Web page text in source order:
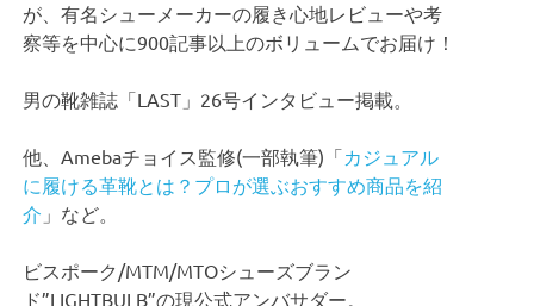
が、有名シューメーカーの履き心地レビューや考
察等を中心に900記事以上のボリュームでお届け！
男の靴雑誌「LAST」26号インタビュー掲載。
他、Amebaチョイス監修(一部執筆)「カジュアル
に履ける革靴とは？プロが選ぶおすすめ商品を紹
介 」など。
ビスポーク/MTM/MTOシューズブラン
ド”LIGHTBULB”の現公式アンバサダー。